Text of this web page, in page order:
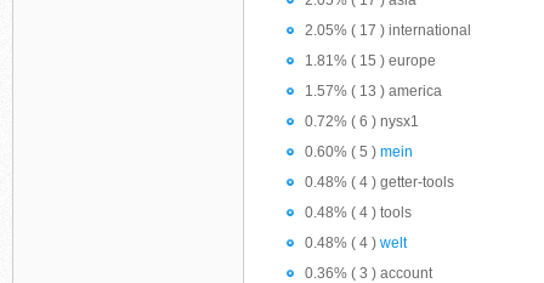
2.05% ( 17 ) international
1.81% ( 15 ) europe
1.57% ( 13 ) america
0.72% ( 6 ) nysx1
0.60% ( 5 ) mein
0.48% ( 4 ) getter-tools
0.48% ( 4 ) tools
0.48% ( 4 ) welt
0.36% ( 3 ) account